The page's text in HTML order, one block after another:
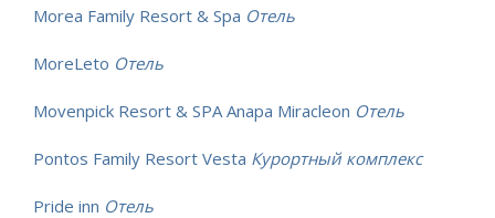
Morea Family Resort & Spa Отель
MoreLeto Отель
Movenpick Resort & SPA Anapa Miracleon Отель
Pontos Family Resort Vesta Курортный комплекс
Pride inn Отель